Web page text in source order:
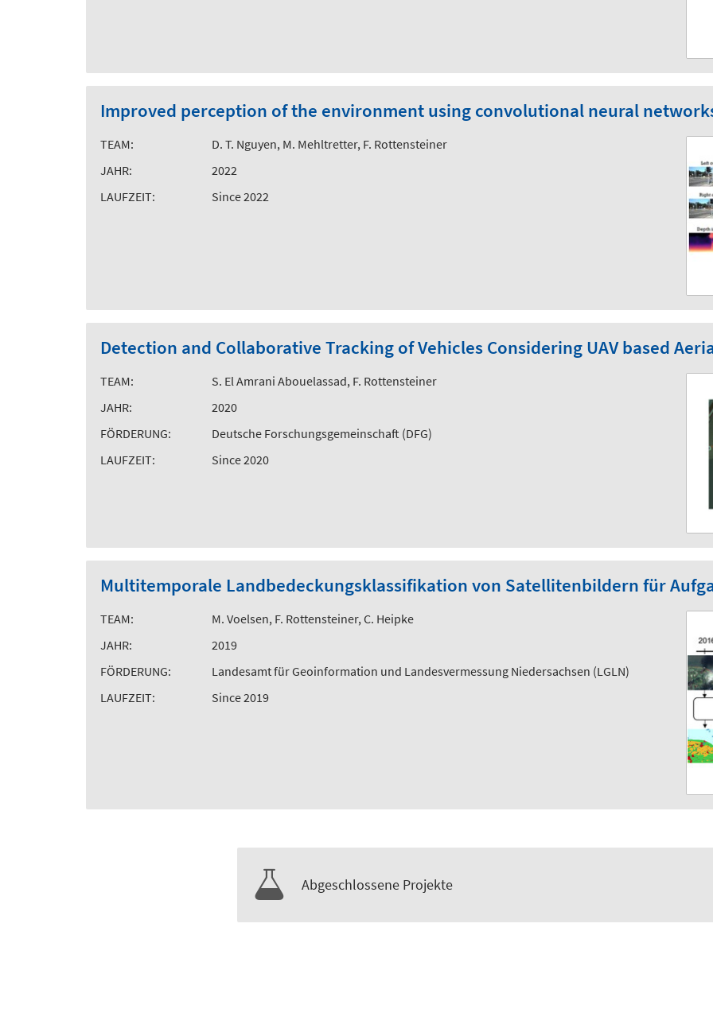
Improved perception of the environment using convolutional neural
TEAM:
D. T. Nguyen, M. Mehltretter, F. Rottensteiner
JAHR:
2022
LAUFZEIT:
Since 2022
Detection and Collaborative Tracking of Vehicles Considering UAV based
TEAM:
S. El Amrani Abouelassad, F. Rottensteiner
JAHR:
2020
FÖRDERUNG:
Deutsche Forschungsgemeinschaft (DFG)
LAUFZEIT:
Since 2020
Multitemporale Landbedeckungsklassifikation von Satellitenbildern für
TEAM:
M. Voelsen, F. Rottensteiner, C. Heipke
JAHR:
2019
FÖRDERUNG:
Landesamt für Geoinformation und Landesvermessung Niedersachsen (LGLN)
LAUFZEIT:
Since 2019
Abgeschlossene Projekte